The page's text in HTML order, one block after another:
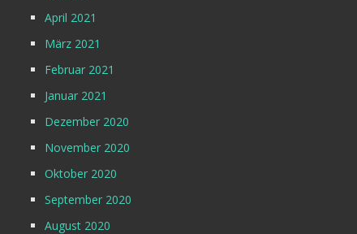
April 2021
März 2021
Februar 2021
Januar 2021
Dezember 2020
November 2020
Oktober 2020
September 2020
August 2020